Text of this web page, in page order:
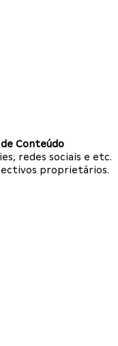
Conteúdo
redes sociais e etc.
proprietários.